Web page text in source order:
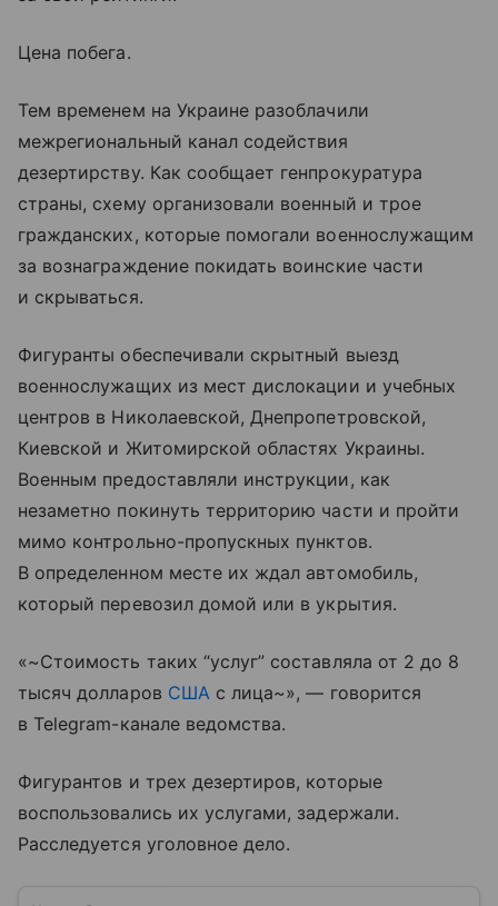
Цена побега.
Тем временем на Украине разоблачили
межрегиональный канал содействия
дезертирству. Как сообщает генпрокуратура
страны, схему организовали военный и трое
гражданских, которые помогали военнослужащим
за вознаграждение покидать воинские части
и скрываться.
Фигуранты обеспечивали скрытный выезд
военнослужащих из мест дислокации и учебных
центров в Николаевской, Днепропетровской,
Киевской и Житомирской областях Украины.
Военным предоставляли инструкции, как
незаметно покинуть территорию части и пройти
мимо контрольно-пропускных пунктов.
В определенном месте их ждал автомобиль,
который перевозил домой или в укрытия.
«~Стоимость таких “услуг” составляла от 2 до 8
тысяч долларов СШАс лица~», — говорится
в Telegram-канале ведомства.
Фигурантов и трех дезертиров, которые
воспользовались их услугами, задержали.
Расследуется уголовное дело.